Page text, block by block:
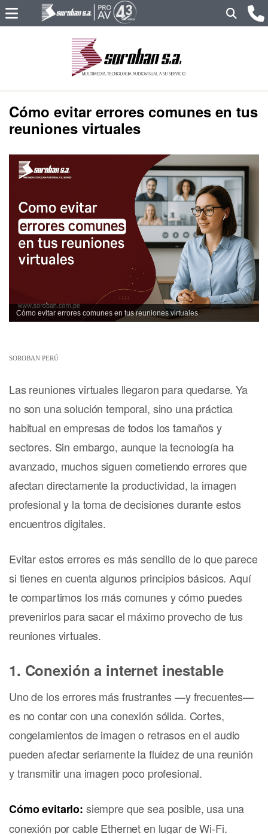
Cómo evitar errores comunes en tus
reuniones virtuales
Cómo evitar errores comunes en tus reuniones virtuales
SOROBAN PERÚ
Las reuniones virtuales llegaron para quedarse. Ya
no son una solución temporal, sino una práctica
habitual en empresas de todos los tamaños y
sectores. Sin embargo, aunque la tecnología ha
avanzado, muchos siguen cometiendo errores que
afectan directamente la productividad, la imagen
profesional y la toma de decisiones durante estos
encuentros digitales.
Evitar estos errores es más sencillo de lo que parece
si tienes en cuenta algunos principios básicos. Aquí
te compartimos los más comunes y cómo puedes
prevenirlos para sacar el máximo provecho de tus
reuniones virtuales.
1. Conexión a internet inestable
Uno de los errores más frustrantes —y frecuentes—
es no contar con una conexión sólida. Cortes,
congelamientos de imagen o retrasos en el audio
pueden afectar seriamente la fluidez de una reunión
y transmitir una imagen poco profesional.
Cómo evitarlo: siempre que sea posible, usa una
conexión por cable Ethernet en lugar de Wi-Fi.